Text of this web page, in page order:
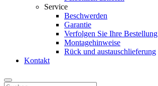
Service
Beschwerden
Garantie
Verfolgen Sie Ihre Bestellung
Montagehinweise
Rück und austauschlieferung
Kontakt